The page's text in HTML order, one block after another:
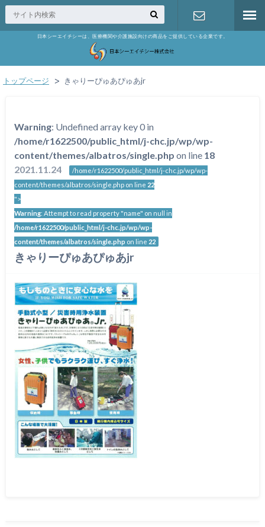
日本シーエイチシーは、医療機関や介護施設向けの商品をご提供している企業です。
トップページ きゃりーぴゅあぴゅあjr
Warning: Undefined array key 0 in
/home/r1622500/public_html/j-chc.jp/wp/wp-
content/themes/albatros/single.php on line 18
2021.11.24
/home/r1622500/public_html/j-chc.jp/wp/wp-
content/themes/albatros/single.php on line 22
">
Warning: Attempt to read property "name" on null in
/home/r1622500/public_html/j-chc.jp/wp/wp-
content/themes/albatros/single.php on line 22
きゃりーぴゅあぴゅあjr